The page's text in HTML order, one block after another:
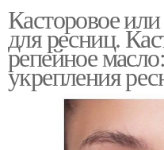
Касторовое
для ресниц.
репейное
укрепления